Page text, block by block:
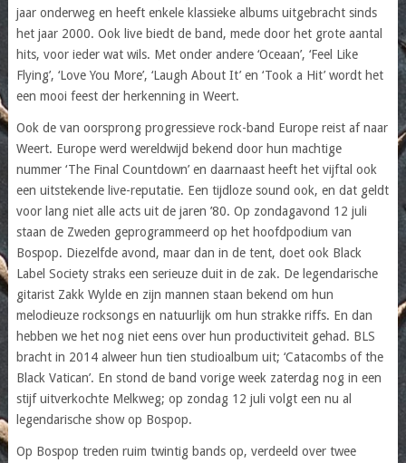
jaar onderweg en heeft enkele klassieke albums uitgebracht sinds
het jaar 2000. Ook live biedt de band, mede door het grote aantal
hits, voor ieder wat wils. Met onder andere ‘Oceaan’, ‘Feel Like
Flying’, ‘Love You More’, ‘Laugh About It’ en ‘Took a Hit’ wordt het
een mooi feest der herkenning in Weert.
Ook de van oorsprong progressieve rock-band Europe reist af naar
Weert. Europe werd wereldwijd bekend door hun machtige
nummer ‘The Final Countdown’ en daarnaast heeft het vijftal ook
een uitstekende live-reputatie. Een tijdloze sound ook, en dat geldt
voor lang niet alle acts uit de jaren ’80. Op zondagavond 12 juli
staan de Zweden geprogrammeerd op het hoofdpodium van
Bospop. Diezelfde avond, maar dan in de tent, doet ook Black
Label Society straks een serieuze duit in de zak. De legendarische
gitarist Zakk Wylde en zijn mannen staan bekend om hun
melodieuze rocksongs en natuurlijk om hun strakke riffs. En dan
hebben we het nog niet eens over hun productiviteit gehad. BLS
bracht in 2014 alweer hun tien studioalbum uit; ‘Catacombs of the
Black Vatican’. En stond de band vorige week zaterdag nog in een
stijf uitverkochte Melkweg; op zondag 12 juli volgt een nu al
legendarische show op Bospop.
Op Bospop treden ruim twintig bands op, verdeeld over twee